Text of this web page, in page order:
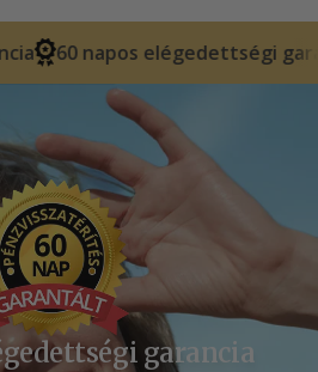
elégedettségi garancia 60
garancia